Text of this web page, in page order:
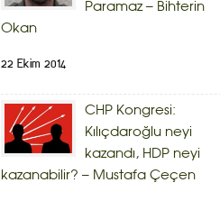
Paramaz – Bihterin
Okan
22 Ekim 2014
CHP Kongresi:
Kılıçdaroğlu neyi
kazandı, HDP neyi
kazanabilir? – Mustafa Çeçen